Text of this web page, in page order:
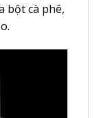
bột cà phê,